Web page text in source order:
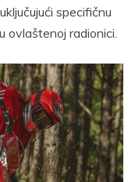
specifičnu
ovlaštenoj radionici.